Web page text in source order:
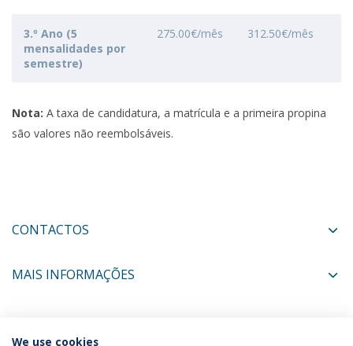
3.º Ano (5
mensalidades por
semestre)
275.00€/mês 312.50€/mês
Nota: A taxa de candidatura, a matrícula e a primeira propina
são valores não reembolsáveis.
CONTACTOS
MAIS INFORMAÇÕES
COORDENADORES
We use cookies